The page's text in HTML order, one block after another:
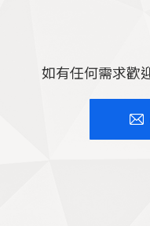
如有任何需求歡